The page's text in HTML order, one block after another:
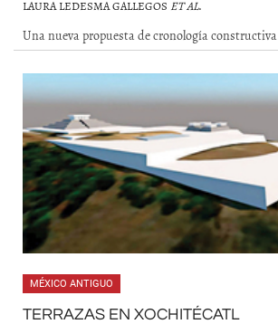
LAURA LEDESMA GALLEGOS ET AL.
Una nueva propuesta de cronología constructiva
MÉXICO ANTIGUO
TERRAZAS EN XOCHITÉCATL